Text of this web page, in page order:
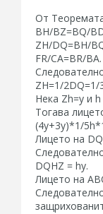
От
BH/BZ=BQ/
ZH/DQ=BH/
FR/CA=BR/BA.
ZH=1/2DQ=1/
Нека Zh=y и
Тогава
(4y+3y)*1/
Лицетo на
DQHZ = hy.
Лицето на